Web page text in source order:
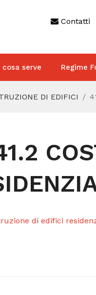
Contatti
serve Regime
DI EDIFICI
di edifici